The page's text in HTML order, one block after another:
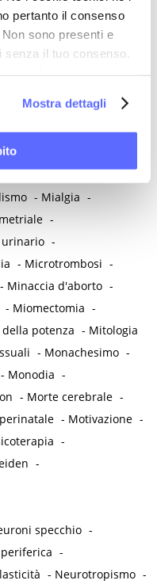
pertanto il consenso
sono presenti e
il tuo consenso.
Mostra dettagli
occidentale -
cinese -
premenopausa -
precoce -
- Mialgia -
-
-
- Microtrombosi -
- Minaccia d'aborto -
- Miomectomia -
potenza - Mitologia
- Monachesimo -
- Monodia -
- Morte cerebrale -
- Motivazione -
-
-
specchio -
-
- Neurotropismo -